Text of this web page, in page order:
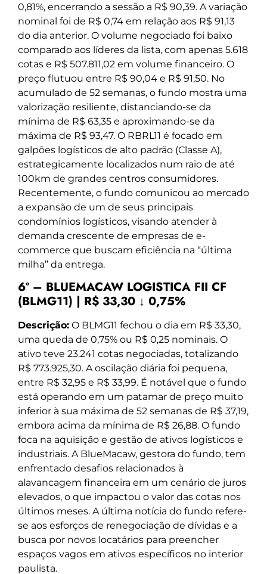
0,81%, encerrando a sessão a R$ 90,39. A variação
nominal foi de R$ 0,74 em relação aos R$ 91,13
do dia anterior. O volume negociado foi baixo
comparado aos líderes da lista, com apenas 5.618
cotas e R$ 507.811,02 em volume financeiro. O
preço flutuou entre R$ 90,04 e R$ 91,50. No
acumulado de 52 semanas, o fundo mostra uma
valorização resiliente, distanciando-se da
mínima de R$ 63,35 e aproximando-se da
máxima de R$ 93,47. O RBRL11 é focado em
galpões logísticos de alto padrão (Classe A),
estrategicamente localizados num raio de até
100km de grandes centros consumidores.
Recentemente, o fundo comunicou ao mercado
a expansão de um de seus principais
condomínios logísticos, visando atender à
demanda crescente de empresas de e-
commerce que buscam eficiência na “última
milha” da entrega.
6º – BLUEMACAW LOGISTICA FII CF
(BLMG11) | R$ 33,30 ↓ 0,75%
Descrição: O BLMG11 fechou o dia em R$ 33,30,
uma queda de 0,75% ou R$ 0,25 nominais. O
ativo teve 23.241 cotas negociadas, totalizando
R$ 773.925,30. A oscilação diária foi pequena,
entre R$ 32,95 e R$ 33,99. É notável que o fundo
está operando em um patamar de preço muito
inferior à sua máxima de 52 semanas de R$ 37,19,
embora acima da mínima de R$ 26,88. O fundo
foca na aquisição e gestão de ativos logísticos e
industriais. A BlueMacaw, gestora do fundo, tem
enfrentado desafios relacionados à
alavancagem financeira em um cenário de juros
elevados, o que impactou o valor das cotas nos
últimos meses. A última notícia do fundo refere-
se aos esforços de renegociação de dívidas e a
busca por novos locatários para preencher
espaços vagos em ativos específicos no interior
paulista.